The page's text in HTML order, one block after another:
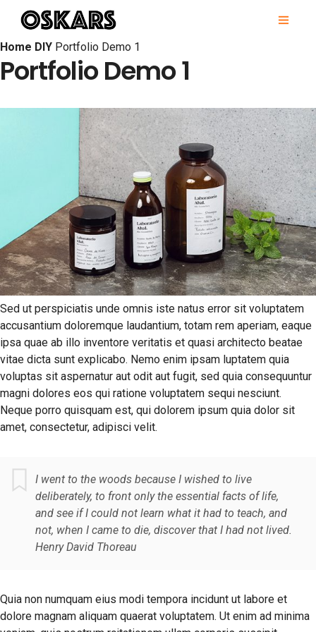
content
OSKARS
Home DIY Portfolio Demo 1
Portfolio Demo 1
Sed ut perspiciatis unde omnis iste natus error sit voluptatem
accusantium doloremque laudantium, totam rem aperiam, eaque
ipsa quae ab illo inventore veritatis et quasi architecto beatae
vitae dicta sunt explicabo. Nemo enim ipsam luptatem quia
voluptas sit aspernatur aut odit aut fugit, sed quia consequuntur
magni dolores eos qui ratione voluptatem sequi nesciunt.
Neque porro quisquam est, qui dolorem ipsum quia dolor sit
amet, consectetur, adipisci velit.
I went to the woods because I wished to live
deliberately, to front only the essential facts of life,
and see if I could not learn what it had to teach, and
not, when I came to die, discover that I had not lived.
Henry David Thoreau
Quia non numquam eius modi tempora incidunt ut labore et
dolore magnam aliquam quaerat voluptatem. Ut enim ad minima